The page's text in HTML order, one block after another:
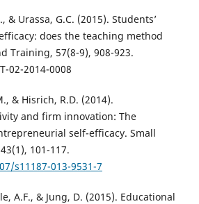
& Urassa, G.C. (2015). Students’
does the teaching method
Training, 57(8-9), 908-923.
02-2014-0008
& Hisrich, R.D. (2014).
and firm innovation: The
self-efficacy. Small
101-117.
s11187-013-9531-7
A.F., & Jung, D. (2015). Educational